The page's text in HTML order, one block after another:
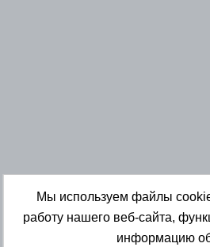
Мы используем файлы cookie
работу нашего веб-сайта,
информацию об